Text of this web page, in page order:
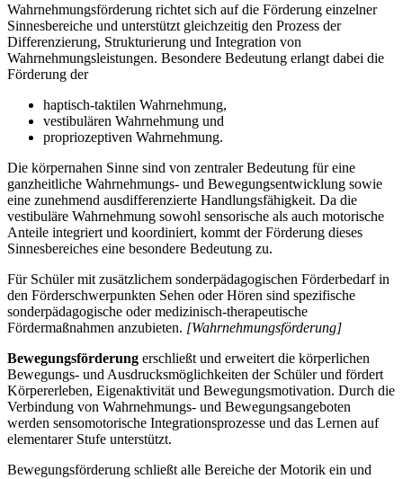
Wahrnehmungsförderung richtet sich auf die Förderung einzelner
Sinnesbereiche und unterstützt gleichzeitig den Prozess der
Differenzierung, Strukturierung und Integration von
Wahrnehmungsleistungen. Besondere Bedeutung erlangt dabei die
Förderung der
haptisch-taktilen Wahrnehmung,
vestibulären Wahrnehmung und
propriozeptiven Wahrnehmung.
Die körpernahen Sinne sind von zentraler Bedeutung für eine
ganzheitliche Wahrnehmungs- und Bewegungsentwicklung sowie
eine zunehmend ausdifferenzierte Handlungsfähigkeit. Da die
vestibuläre Wahrnehmung sowohl sensorische als auch motorische
Anteile integriert und koordiniert, kommt der Förderung dieses
Sinnesbereiches eine besondere Bedeutung zu.
Für Schüler mit zusätzlichem sonderpädagogischen Förderbedarf in
den Förderschwerpunkten Sehen oder Hören sind spezifische
sonderpädagogische oder medizinisch-therapeutische
Fördermaßnahmen anzubieten. [Wahrnehmungsförderung]
Bewegungsförderung erschließt und erweitert die körperlichen
Bewegungs- und Ausdrucksmöglichkeiten der Schüler und fördert
Körpererleben, Eigenaktivität und Bewegungsmotivation. Durch die
Verbindung von Wahrnehmungs- und Bewegungsangeboten
werden sensomotorische Integrationsprozesse und das Lernen auf
elementarer Stufe unterstützt.
Bewegungsförderung schließt alle Bereiche der Motorik ein und